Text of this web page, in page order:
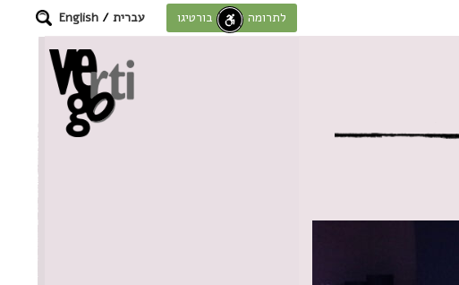
לתרומה לחוסן בורטיגו עברית /
English